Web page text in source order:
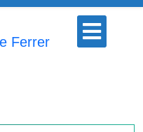
Ferrer
Botón
abrir